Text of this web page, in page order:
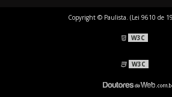
Copyright © Paulista. (Lei 9610 de
W3C
W3C